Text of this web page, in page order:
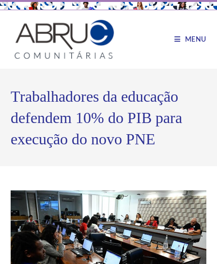
MENU
Trabalhadores da educação
defendem 10% do PIB para
execução do novo PNE